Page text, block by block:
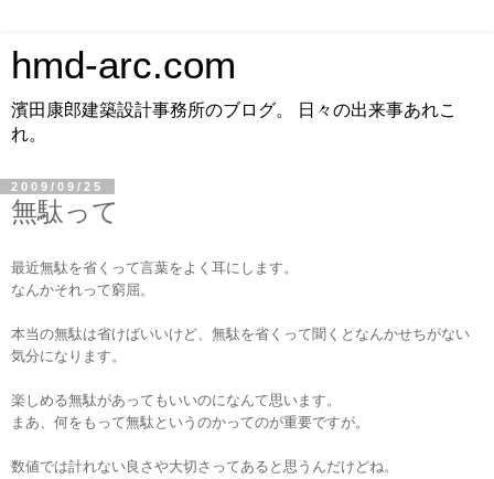
hmd-arc.com
濱田康郎建築設計事務所のブログ。 日々の出来事あれこ
れ。
2009/09/25
無駄って
最近無駄を省くって言葉をよく耳にします。
なんかそれって窮屈。
本当の無駄は省けばいいけど、無駄を省くって聞くとなんかせちがない
気分になります。
楽しめる無駄があってもいいのになんて思います。
まあ、何をもって無駄というのかってのが重要ですが。
数値では計れない良さや大切さってあると思うんだけどね。